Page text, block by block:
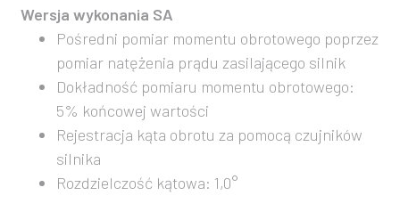
Wersja wykonania SA
Pośredni pomiar momentu obrotowego poprzez
pomiar natężenia prądu zasilającego silnik
Dokładność pomiaru momentu obrotowego:
5% końcowej wartości
Rejestracja kąta obrotu za pomocą czujników
silnika
Rozdzielczość kątowa: 1,0°